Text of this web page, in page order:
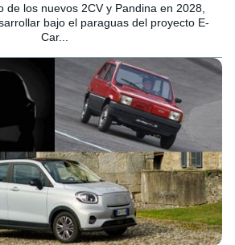
de los nuevos 2CV y Pandina en 2028,
bajo el paraguas del proyecto E-
Car...